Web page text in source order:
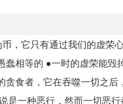
，它只有通过我们的虚荣
相等的 ●一时的虚荣能
食者，它在吞噬一切之
是一种恶行，然而一切恶